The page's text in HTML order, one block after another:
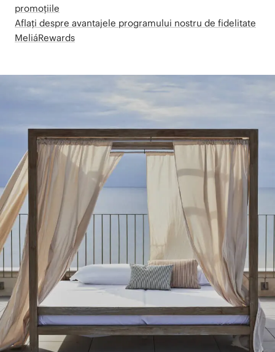
promoțiile
Aflați despre avantajele programului nostru de fidelitate
MeliáRewards